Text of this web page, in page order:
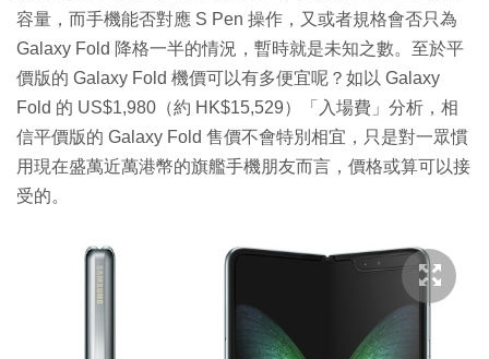
容量，而手機能否對應 S Pen 操作，又或者規格會否只為
Galaxy Fold 降格一半的情況，暫時就是未知之數。至於平
價版的 Galaxy Fold 機價可以有多便宜呢？如以 Galaxy
Fold 的 US$1,980（約 HK$15,529）「入場費」分析，相
信平價版的 Galaxy Fold 售價不會特別相宜，只是對一眾慣
用現在盛萬近萬港幣的旗艦手機朋友而言，價格或算可以接
受的。